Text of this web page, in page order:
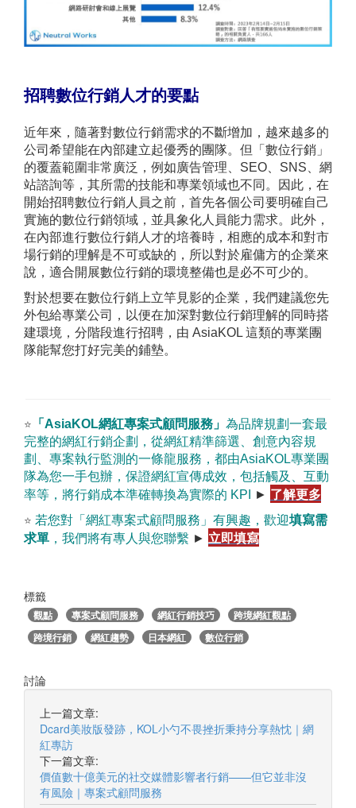
招聘數位行銷人才的要點
近年來，隨著對數位行銷需求的不斷增加，越來越多的
公司希望能在內部建立起優秀的團隊。但「數位行銷」
的覆蓋範圍非常廣泛，例如廣告管理、SEO、SNS、網
站諮詢等，其所需的技能和專業領域也不同。因此，在
開始招聘數位行銷人員之前，首先各個公司要明確自己
實施的數位行銷領域，並具象化人員能力需求。此外，
在內部進行數位行銷人才的培養時，相應的成本和對市
場行銷的理解是不可或缺的，所以對於雇傭方的企業來
說，適合開展數位行銷的環境整備也是必不可少的。
對於想要在數位行銷上立竿見影的企業，我們建議您先
外包給專業公司，以便在加深對數位行銷理解的同時搭
建環境，分階段進行招聘，由 AsiaKOL 這類的專業團
隊能幫您打好完美的鋪墊。
⭐ 「AsiaKOL網紅專案式顧問服務」 為品牌規劃一套最
完整的網紅行銷企劃，從網紅精準篩選、創意內容規
劃、專案執行監測的一條龍服務，都由AsiaKOL專業團
隊為您一手包辦，保證網紅宣傳成效，包括觸及、互動
率等，將行銷成本準確轉換為實際的 KPI
► 了解更多
⭐ 若您對「網紅專案式顧問服務」有興趣，歡迎填寫需
求單 ，我們將有專人與您聯繫 ► 立即填寫
標籤
觀點 專案式顧問服務 網紅行銷技巧
跨境網紅觀點
跨境行銷
網紅趨勢 日本網紅 數位行銷
討論
上一篇文章:
Dcard美妝版發跡，KOL小勺不畏挫折秉持分享熱忱｜網
紅專訪
下一篇文章:
價值數十億美元的社交媒體影響者行銷——但它並非沒
有風險｜專案式顧問服務